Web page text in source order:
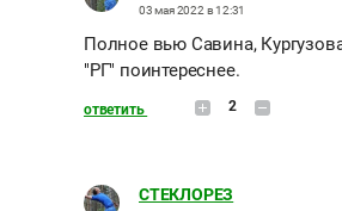
03 мая 2022 в 12:31
Полное вью Савина,
"РГ" поинтереснее.
ответить 2
СТЕКЛОРЕЗ